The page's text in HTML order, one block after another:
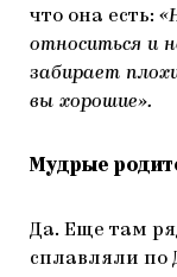
что она есть:
относиться и
забирает
вы хорошие».
Мудрые
Да. Еще там
сплавляли по